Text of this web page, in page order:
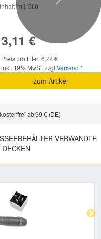
Inhalt [ml]: 500
3,11 €
Preis pro Liter: 6,22 €
inkl. 19% MwSt. zzgl.Versand *
zum Artikel
Next
ab 99 € (DE)
VERWANDTE